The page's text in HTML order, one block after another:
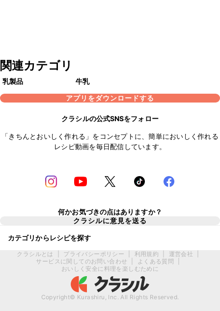
関連カテゴリ
乳製品
牛乳
アプリをダウンロードする
クラシルの公式SNSをフォロー
「きちんとおいしく作れる」をコンセプトに、簡単においしく作れる
レシピ動画を毎日配信しています。
何かお気づきの点はありますか？
クラシルに意見を送る
カテゴリからレシピを探す
クラシルとは プライバシーポリシー 利用規約 運営会社
サービスに関してのお問い合わせ
よくある質問
おいしく安全に料理を楽しむために
Copyright© Kurashiru, Inc. All Rights Reserved.